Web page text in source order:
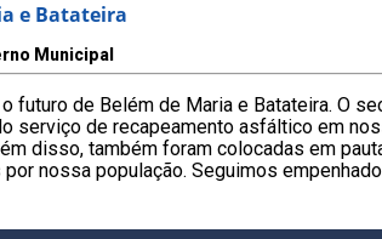
e Batateira
Municipal
de Belém de Maria e Batateira. O
serviço de recapeamento asfáltico em
disso, também foram colocadas em
nossa população. Seguimos